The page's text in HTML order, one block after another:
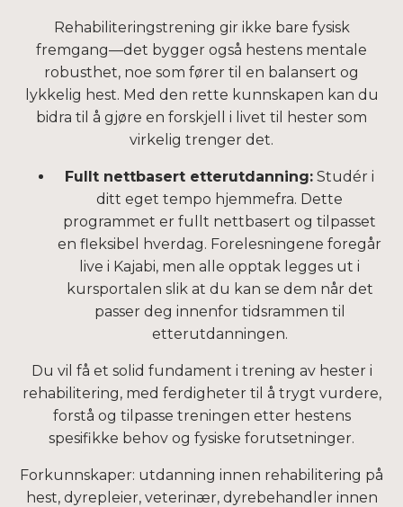
Rehabiliteringstrening gir ikke bare fysisk
fremgang—det bygger også hestens mentale
robusthet, noe som fører til en balansert og
lykkelig hest. Med den rette kunnskapen kan du
bidra til å gjøre en forskjell i livet til hester som
virkelig trenger det.
Fullt nettbasert etterutdanning: Studér i
ditt eget tempo hjemmefra. Dette
programmet er fullt nettbasert og tilpasset
en fleksibel hverdag. Forelesningene foregår
live i Kajabi, men alle opptak legges ut i
kursportalen slik at du kan se dem når det
passer deg innenfor tidsrammen til
etterutdanningen.
Du vil få et solid fundament i trening av hester i
rehabilitering, med ferdigheter til å trygt vurdere,
forstå og tilpasse treningen etter hestens
spesifikke behov og fysiske forutsetninger.
Forkunnskaper: utdanning innen rehabilitering på
hest, dyrepleier, veterinær, dyrebehandler innen